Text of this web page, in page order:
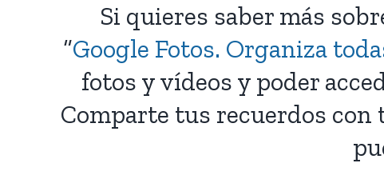
Si quieres saber más
“Google Fotos. Organiza
fotos y vídeos y poder
Comparte tus recuerdos